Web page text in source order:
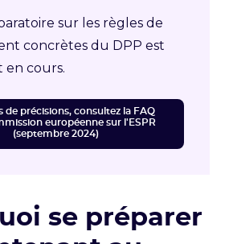
sur les règles de
concrètes du DPP est
cours.
de précisions, consultez la FAQ
européenne sur l'ESPR
(septembre 2024)
se préparer